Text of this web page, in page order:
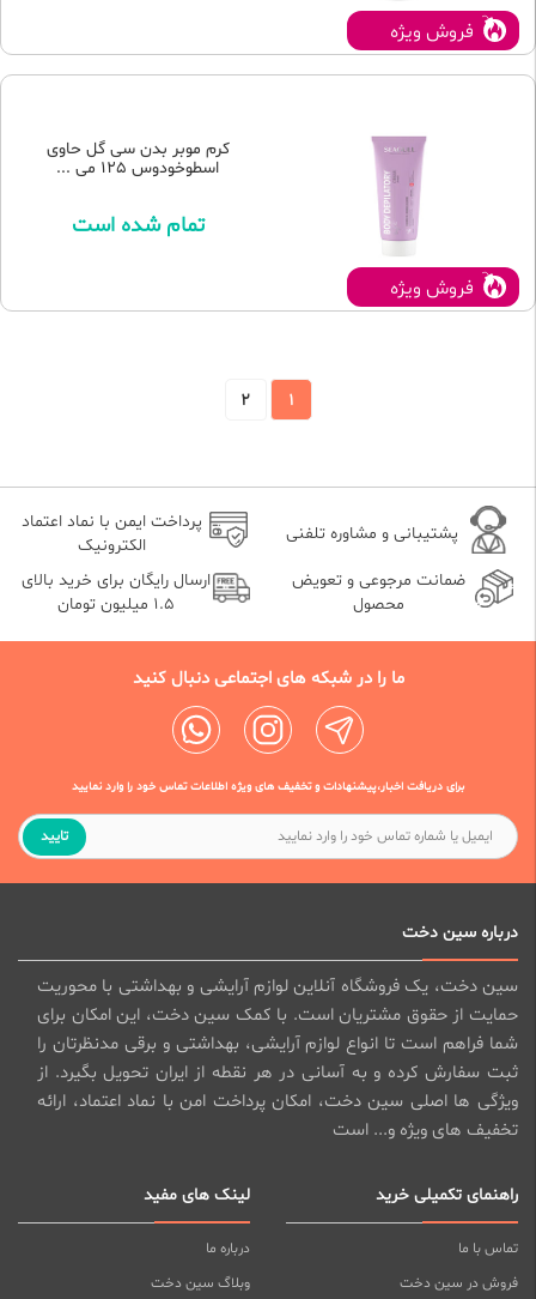
فروش ویژه
فروش ویژه
کرم موبر بدن سی گل حاوی
اسطوخودوس 125 می ...
تمام شده است
1
2
پشتیبانی و مشاوره تلفنی
پرداخت ایمن با نماد اعتماد
الکترونیک
ضمانت مرجوعی و تعویض
محصول
ارسال رایگان برای خرید بالای
1.5 میلیون تومان
ما را در شبکه های اجتماعی دنبال کنید
برای دریافت اخبار،پیشنهادات و تخفیف های ویژه اطلاعات تماس خود را وارد نمایید
تایید
درباره سین دخت
سین دخت، یک فروشگاه آنلاین لوازم آرایشی و بهداشتی با محوریت
حمایت از حقوق مشتریان است. با کمک سین دخت، این امکان برای
شما فراهم است تا انواع لوازم آرایشی، بهداشتی و برقی مدنظرتان را
ثبت سفارش کرده و به آسانی در هر نقطه از ایران تحویل بگیرد. از
ویژگی ها اصلی سین دخت، امکان پرداخت امن با نماد اعتماد، ارائه
تخفیف های ویژه و... است
راهنمای تکمیلی خرید
تماس با ما
فروش در سین دخت
لینک های مفید
درباره ما
وبلاگ سین دخت